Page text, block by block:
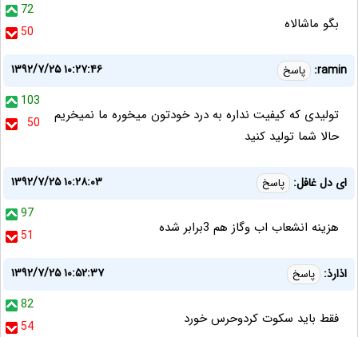
72
50
بگو ماشالاه
ramin: پاسخ
۱۳۹۲/۷/۲۵ ۱۰:۲۷:۴۶
103
50
تولیدی که کیفیت نداره به درد خودتون میخوره ما نمیخریم
حالا شما تولید کنید
ای دل غافل: پاسخ
۱۳۹۲/۷/۲۵ ۱۰:۲۸:۰۳
97
51
هزینه انشعاب اب وگاز هم 3برابر شده
اذارذ: پاسخ
۱۳۹۲/۷/۲۵ ۱۰:۵۲:۳۷
82
54
فقط باید سکوت کردوحرس خورد